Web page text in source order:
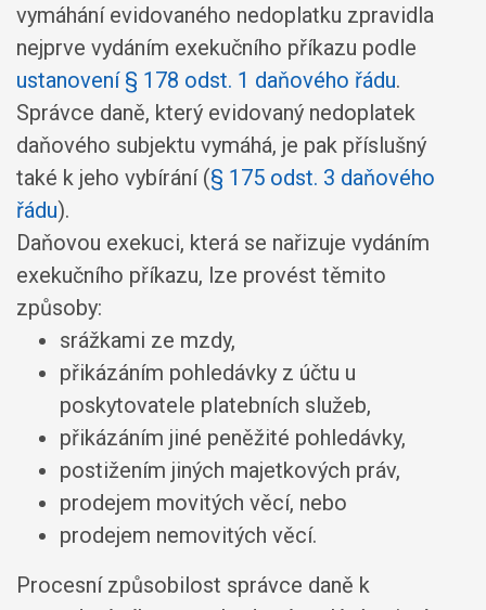
vymáhání evidovaného nedoplatku zpravidla
nejprve vydáním exekučního příkazu podle
ustanovení § 178 odst. 1 daňového řádu.
Správce daně, který evidovaný nedoplatek
daňového subjektu vymáhá, je pak příslušný
také k jeho vybírání (§ 175 odst. 3 daňového
řádu).
Daňovou exekuci, která se nařizuje vydáním
exekučního příkazu, lze provést těmito
způsoby:
srážkami ze mzdy,
přikázáním pohledávky z účtu u
poskytovatele platebních služeb,
přikázáním jiné peněžité pohledávky,
postižením jiných majetkových práv,
prodejem movitých věcí, nebo
prodejem nemovitých věcí.
Procesní způsobilost správce daně k